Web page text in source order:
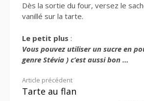
Dès la sortie du four, versez le
vanillé sur la tarte.
Le petit plus :
Vous pouvez utiliser un sucre en
genre Stévia ) c’est aussi bon …
Lire
Article précédent
Tarte au flan